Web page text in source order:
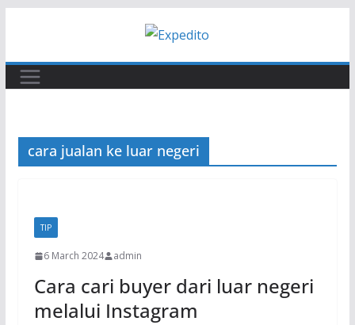
content
cara jualan ke luar negeri
TIP
6 March 2024 admin
Cara cari buyer dari luar negeri
melalui Instagram